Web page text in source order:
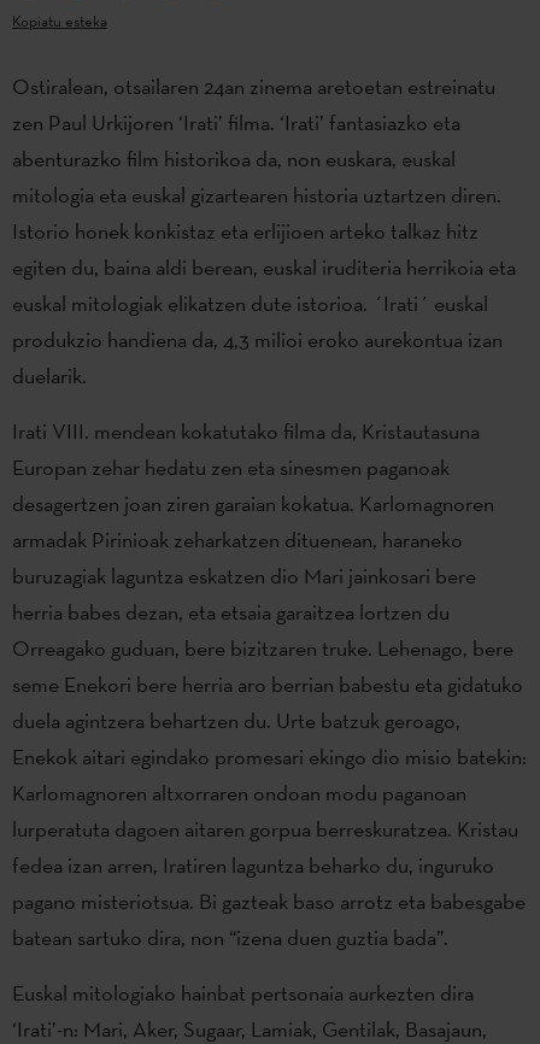
Kopiatu esteka
Ostiralean, otsailaren 24an zinema aretoetan estreinatu
zen Paul Urkijoren ‘Irati’ filma. ‘Irati’ fantasiazko eta
abenturazko film historikoa da, non euskara, euskal
mitologia eta euskal gizartearen historia uztartzen diren.
Istorio honek konkistaz eta erlijioen arteko talkaz hitz
egiten du, baina aldi berean, euskal iruditeria herrikoia eta
euskal mitologiak elikatzen dute istorioa. ´Irati´ euskal
produkzio handiena da, 4,3 milioi eroko aurekontua izan
duelarik.
Irati VIII. mendean kokatutako filma da, Kristautasuna
Europan zehar hedatu zen eta sinesmen paganoak
desagertzen joan ziren garaian kokatua. Karlomagnoren
armadak Pirinioak zeharkatzen dituenean, haraneko
buruzagiak laguntza eskatzen dio Mari jainkosari bere
herria babes dezan, eta etsaia garaitzea lortzen du
Orreagako guduan, bere bizitzaren truke. Lehenago, bere
seme Enekori bere herria aro berrian babestu eta gidatuko
duela agintzera behartzen du. Urte batzuk geroago,
Enekok aitari egindako promesari ekingo dio misio batekin:
Karlomagnoren altxorraren ondoan modu paganoan
lurperatuta dagoen aitaren gorpua berreskuratzea. Kristau
fedea izan arren, Iratiren laguntza beharko du, inguruko
pagano misteriotsua. Bi gazteak baso arrotz eta babesgabe
batean sartuko dira, non “izena duen guztia bada”.
Euskal mitologiako hainbat pertsonaia aurkezten dira
‘Irati’-n: Mari, Aker, Sugaar, Lamiak, Gentilak, Basajaun,